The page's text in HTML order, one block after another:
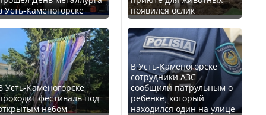
возглавил
благополучия
стран Центральной
В России введены
дополнительные
ограничения для
казахстанских прав
Усть-Каменогорске
Усть-Каменогорске
фестиваль под
небом
появился ослик
В Усть-Каменогорске
сотрудники АЗС
сообщили патрульным о
ребенке, который
находился один на улице